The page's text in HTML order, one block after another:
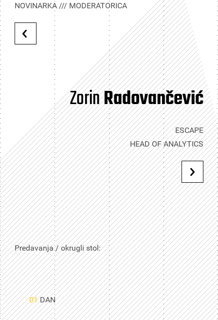
NOVINARKA /// MODERATORICA
ZorinRadovančević
ESCAPE
HEAD OF ANALYTICS
Predavanja / okrugli stol:
01DAN